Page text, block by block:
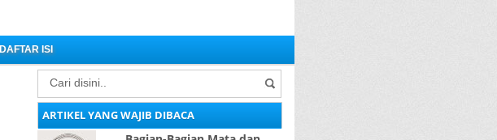
DAFTAR ISI
ARTIKEL YANG WAJIB DIBACA